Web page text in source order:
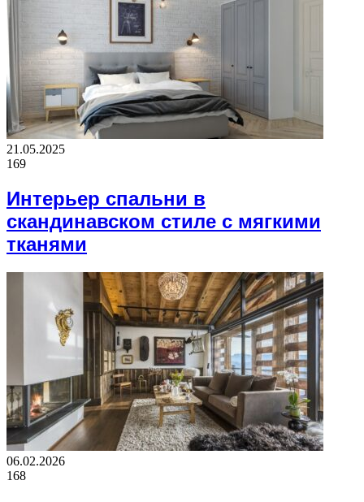
21.05.2025
169
Интерьер спальни в
скандинавском стиле с мягкими
тканями
06.02.2026
168